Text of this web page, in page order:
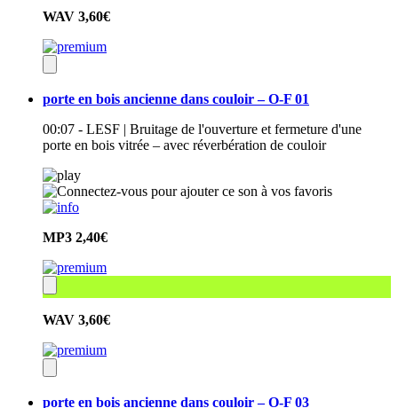
WAV 3,60€
porte en bois ancienne dans couloir – O-F 01
00:07 - LESF | Bruitage de l'ouverture et fermeture d'une
porte en bois vitrée – avec réverbération de couloir
MP3 2,40€
WAV 3,60€
porte en bois ancienne dans couloir – O-F 03